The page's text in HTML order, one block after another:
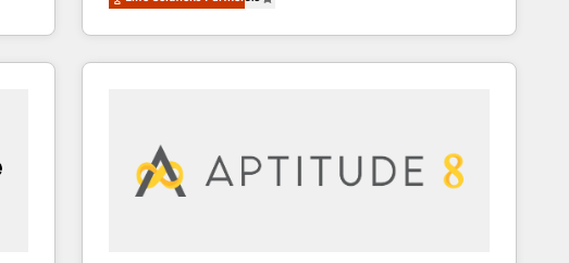
combining GTM strategy with technical execution to
solve the right problem with the right solution. As the
only firm in the world to hold Elite Partner
market execution. Why B2B Businesses Choose RP: -
Secure: Soc2 compliant 🛡️ - Pricing: Implementations